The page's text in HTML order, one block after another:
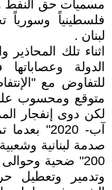
مسميات حق النفط
فلسطينياً
لبنان .
اثناء تلك
الدولة
للتفاوض مع
متوقع ومحسوب على
آب- 2020"
صدمة لبنانية
وتدمير وتعطيل